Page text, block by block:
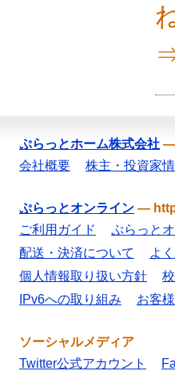
ぷらっとホーム株式会社 —
会社概要
株主・投資家
ぷらっとオンライン —
ご利用ガイド
ぷらっと
配送・決済について
よ
個人情報取り扱い方針
IPv6への取り組み
お客
ソーシャルメディア
Twitter公式アカウント